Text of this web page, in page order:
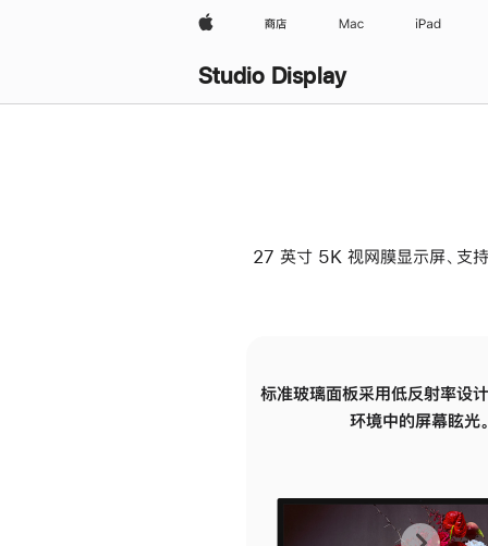
Apple 商店 Mac iPad
Studio Display
27 英寸 5K 视网膜显示屏、支
标准玻璃面板采用低反射率设
环境中的屏幕眩光。